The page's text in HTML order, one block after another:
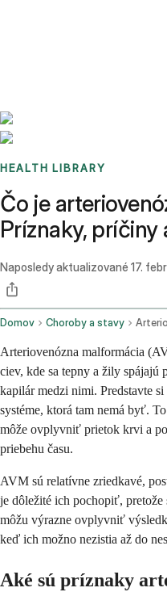
HEALTH LIBRARY
Čo je
Príznaky, príčiny
Naposledy aktualizované 17.
Domov Choroby a stavy
Arteriovenózna malformácia
ciev, kde sa tepny a žily spájajú
kapilár medzi nimi. Predstavte
systéme, ktorá tam nemá byť.
môže ovplyvniť prietok krvi a
priebehu času.
AVM sú relatívne zriedkavé,
je dôležité ich pochopiť, pretože
môžu výrazne ovplyvniť
keď ich možno nezistia až do
Aké sú príznaky